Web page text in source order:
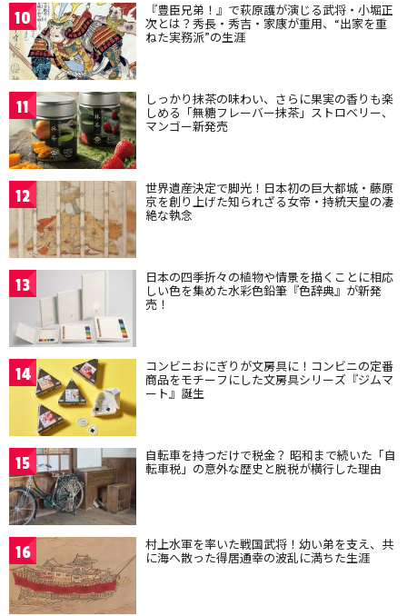
10 『豊臣兄弟！』で萩原護が演じる武将・小堀正
次とは？秀長・秀吉・家康が重用、“出家を重
ねた実務派”の生涯
11 しっかり抹茶の味わい、さらに果実の香りも楽
しめる「無糖フレーバー抹茶」ストロベリー、
マンゴー新発売
12 世界遺産決定で脚光！日本初の巨大都城・藤原
京を創り上げた知られざる女帝・持統天皇の凄
絶な執念
13 日本の四季折々の植物や情景を描くことに相応
しい色を集めた水彩色鉛筆『色辞典』が新発
売！
14 コンビニおにぎりが文房具に！コンビニの定番
商品をモチーフにした文房具シリーズ『ジムマ
ート』誕生
15 自転車を持つだけで税金？ 昭和まで続いた「自
転車税」の意外な歴史と脱税が横行した理由
16 村上水軍を率いた戦国武将！幼い弟を支え、共
に海へ散った得居通幸の波乱に満ちた生涯